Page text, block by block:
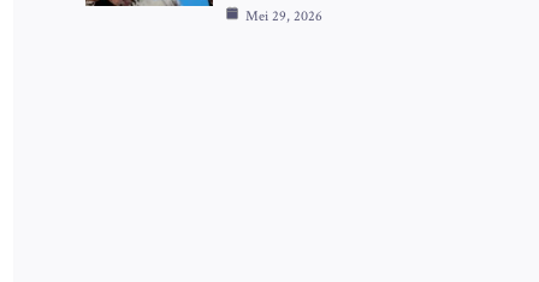
Mei 29, 2026